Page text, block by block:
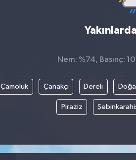
Nem: %74, Basınç:
Çamoluk Çanakçı Dereli
Piraziz